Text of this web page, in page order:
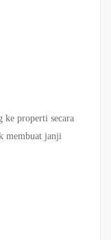
ke properti secara
membuat janji